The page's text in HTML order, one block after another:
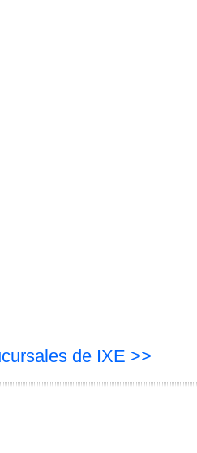
de IXE >>